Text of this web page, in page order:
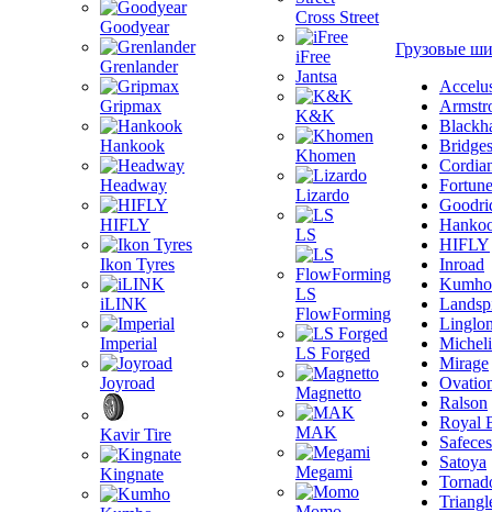
Goodyear
Grenlander
Gripmax
Hankook
Headway
HIFLY
Ikon Tyres
iLINK
Imperial
Joyroad
Kavir Tire
Kingnate
Cross Street
iFree
Jantsa
K&K
Khomen
Lizardo
LS
LS
FlowForming
LS Forged
Magnetto
MAK
Megami
Грузовые
Fortune
HIFLY
Inroad
Kumho
Mirage
Ralson
Royal
Satoya